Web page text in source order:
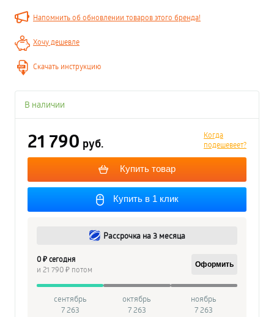
Напомнить об обновлении товаров этого бренда!
Хочу дешевле
Скачать инструкцию
В наличии
Когда
подешевеет?
21 790 руб.
Купить товар
Купить в 1 клик
Рассрочка на 3 месяца
0 ₽ сегодня
и 21 790 ₽ потом
Оформить
сентябрь
7 263
октябрь
7 263
ноябрь
7 263